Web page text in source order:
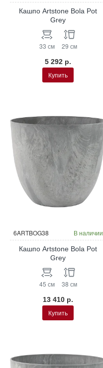
Кашпо Artstone Bola Pot
Grey
33 см 29 см
5 292 р.
Купить
6ARTBOG38 В наличии
Кашпо Artstone Bola Pot
Grey
45 см 38 см
13 410 р.
Купить